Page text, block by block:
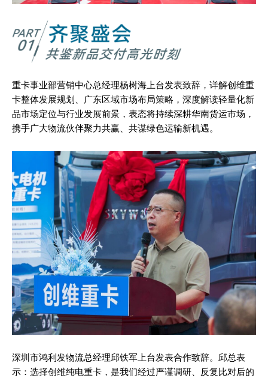
重卡事业部营销中心总经理杨树海上台发表致辞，详解创维重
卡整体发展规划、广东区域市场布局策略，深度解读轻量化新
品市场定位与行业发展前景，表态将持续深耕华南货运市场，
携手广大物流伙伴聚力共赢、共谋绿色运输新机遇。
深圳市鸿利发物流总经理邱铁军上台发表合作致辞。邱总表
示：选择创维纯电重卡，是我们经过严谨调研、反复比对后的